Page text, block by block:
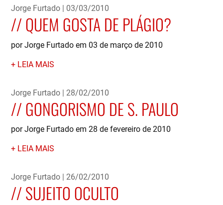
Jorge Furtado 03/03/2010
QUEM GOSTA DE PLÁGIO?
por Jorge Furtado em 03 de março de 2010
LEIA MAIS
Jorge Furtado 28/02/2010
GONGORISMO DE S. PAULO
por Jorge Furtado em 28 de fevereiro de 2010
LEIA MAIS
Jorge Furtado 26/02/2010
SUJEITO OCULTO